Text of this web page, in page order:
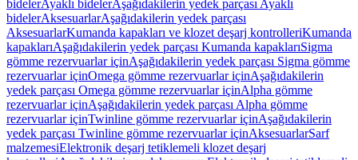
bidelerAyaklı bidelerAşağıdakilerin yedek parçası Ayaklı
bidelerAksesuarlarAşağıdakilerin yedek parçası
AksesuarlarKumanda kapakları ve klozet deşarj kontrolleriKumanda
kapaklarıAşağıdakilerin yedek parçası Kumanda kapaklarıSigma
gömme rezervuarlar içinAşağıdakilerin yedek parçası Sigma gömme
rezervuarlar içinOmega gömme rezervuarlar içinAşağıdakilerin
yedek parçası Omega gömme rezervuarlar içinAlpha gömme
rezervuarlar içinAşağıdakilerin yedek parçası Alpha gömme
rezervuarlar içinTwinline gömme rezervuarlar içinAşağıdakilerin
yedek parçası Twinline gömme rezervuarlar içinAksesuarlarSarf
malzemesiElektronik deşarj tetiklemeli klozet deşarj